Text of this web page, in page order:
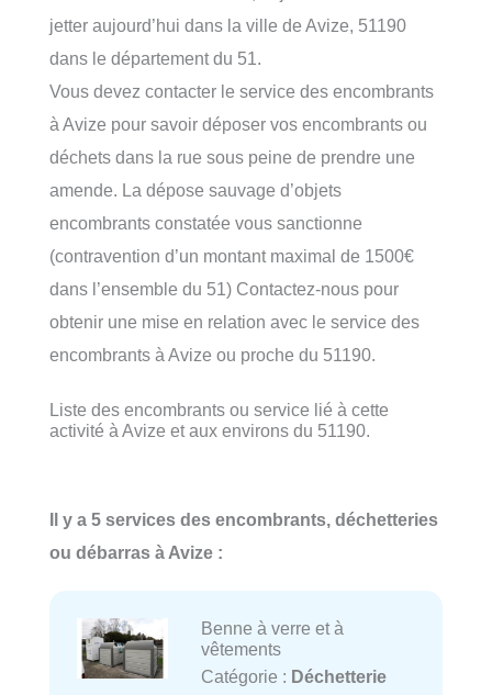
jetter aujourd’hui dans la ville de Avize, 51190
dans le département du 51.
Vous devez contacter le service des encombrants
à Avize pour savoir déposer vos encombrants ou
déchets dans la rue sous peine de prendre une
amende. La dépose sauvage d’objets
encombrants constatée vous sanctionne
(contravention d’un montant maximal de 1500€
dans l’ensemble du 51) Contactez-nous pour
obtenir une mise en relation avec le service des
encombrants à Avize ou proche du 51190.
Liste des encombrants ou service lié à cette
activité à Avize et aux environs du 51190.
Il y a 5 services des encombrants, déchetteries
ou débarras à Avize :
Benne à verre et à
vêtements
Catégorie : Déchetterie